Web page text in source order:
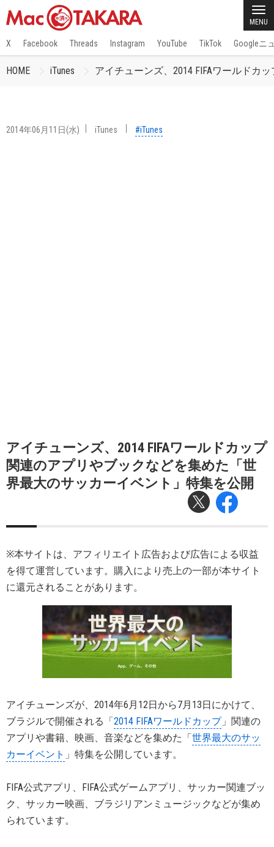
MENU
X Facebook Threads Instagram YouTube TikTok Googleニ
HOME iTunes アイチューンズ、2014 FIFAワールドカ
2014年06月11日(水) iTunes #iTunes
アイチューンズ、2014 FIFAワールドカップ
関連のアプリやブックなどを集めた「世
界最大のサッカーイベント」特集を公開
※本サイトは、アフィリエイト広告および広告による収益
を得て運営しています。購入により売上の一部が本サイト
に還元されることがあります。
アイチューンズが、2014年6月12日から7月13日にかけて、
ブラジルで開催される「2014 FIFAワールドカップ」関連の
アプリや書籍、映画、音楽などを集めた「世界最大のサッ
カーイベント 」特集を公開しています。
FIFA公式アプリ、FIFA公式ゲームアプリ、サッカー関連ブッ
ク、サッカー映画、ブラジリアンミュージックなどが集め
られています。